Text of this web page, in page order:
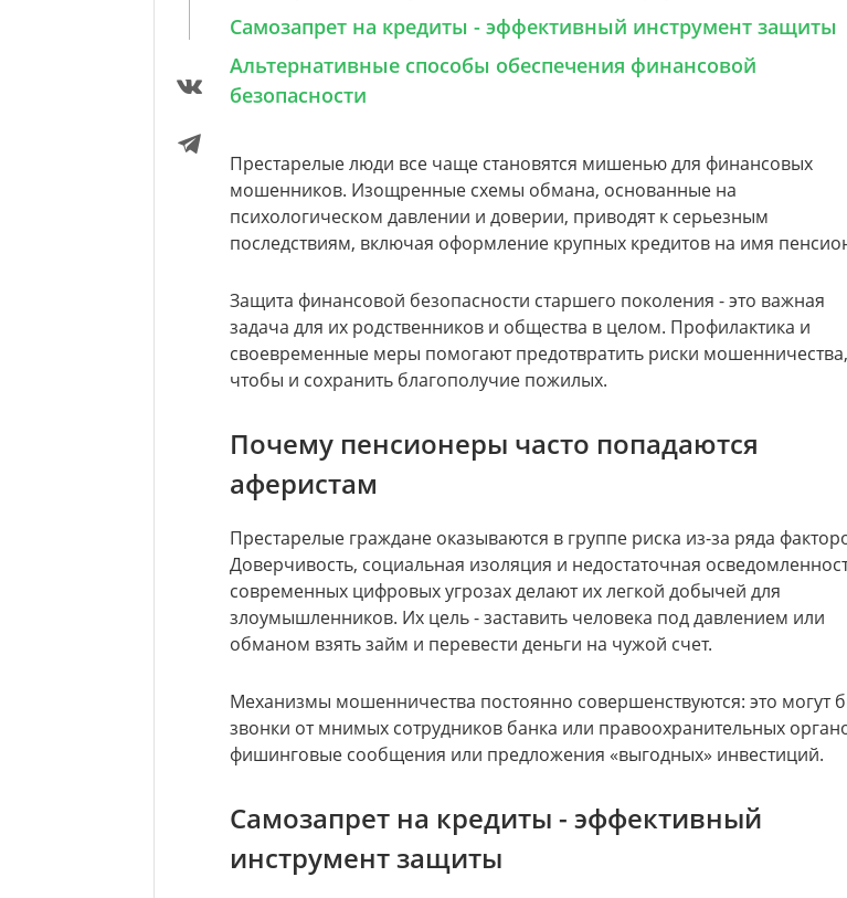
Самозапрет на кредиты - эффективный инструмент защиты
Альтернативные способы обеспечения финансовой
безопасности
Престарелые люди все чаще становятся мишенью для финансовых
мошенников. Изощренные схемы обмана, основанные на
психологическом давлении и доверии, приводят к серьезным
последствиям, включая оформление крупных кредитов на имя
Защита финансовой безопасности старшего поколения - это важная
задача для их родственников и общества в целом. Профилактика и
своевременные меры помогают предотвратить риски мошенничества,
чтобы и сохранить благополучие пожилых.
Почему пенсионеры часто попадаются
аферистам
Престарелые граждане оказываются в группе риска из-за ряда
Доверчивость, социальная изоляция и недостаточная
современных цифровых угрозах делают их легкой добычей для
злоумышленников. Их цель - заставить человека под давлением или
обманом взять займ и перевести деньги на чужой счет.
Механизмы мошенничества постоянно совершенствуются: это могут
звонки от мнимых сотрудников банка или правоохранительных
фишинговые сообщения или предложения «выгодных» инвестиций.
Самозапрет на кредиты - эффективный
инструмент защиты